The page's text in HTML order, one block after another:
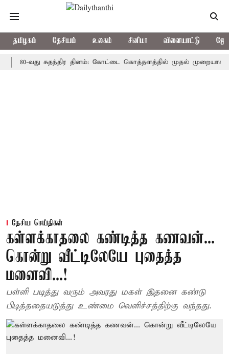
தமிழகம் தேசியம் உலகம் சினிமா விளையாட்டு
வது சுதந்திர தினம்: கோட்டை கொத்தளத்தில் முதல் முறையாக தேசிய
தேசிய செய்திகள்
கள்ளக்காதலை கண்டித்த கணவன்...
கொன்று வீட்டிலேயே புதைத்த
மனைவி...!
பள்ளி படித்து வரும் அவரது மகள் இதனை கண்டு
பிடித்ததையடுத்து உண்மை வெளிச்சத்திற்கு வந்தது.